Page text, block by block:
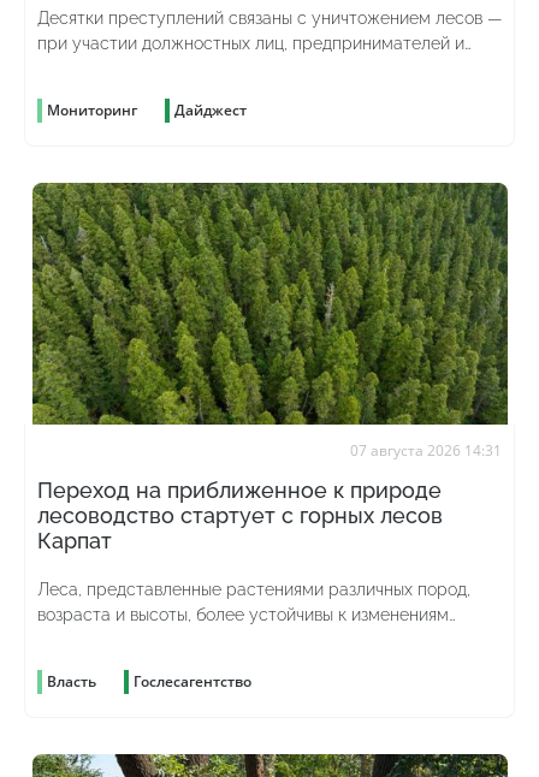
Десятки преступлений связаны с уничтожением лесов —
при участии должностных лиц, предпринимателей и
Мониторинг Дайджест
07 августа 2026 14:31
Переход на приближенное к природе
лесоводство стартует с горных лесов
Карпат
Леса, представленные растениями различных пород,
возраста и высоты, более устойчивы к изменениям
Власть Гослесагентство